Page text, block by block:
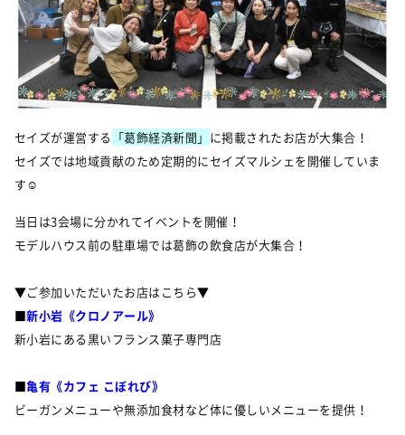
セイズが運営する 「葛飾経済新聞」 に掲載されたお店が大集合！
セイズでは地域貢献のため定期的にセイズマルシェを開催していま
す☺︎
当日は3会場に分かれてイベントを開催！
モデルハウス前の駐車場では葛飾の飲食店が大集合！
▼ご参加いただいたお店はこちら▼
■新小岩《クロノアール》
新小岩にある黒いフランス菓子専門店
■亀有《カフェ こぼれび》
ビーガンメニューや無添加食材など体に優しいメニューを提供！